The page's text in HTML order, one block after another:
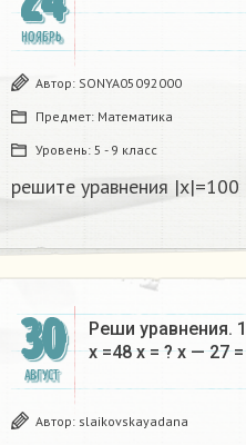
НОЯБРЬ
Автор: SONYA05092000
Предмет: Математика
Уровень: 5 - 9 класс
решите уравнения |х|=100​
30
АВГУСТ
Реши уравнения.
х =48 х = ? х — 27
Автор: slaikovskayadana